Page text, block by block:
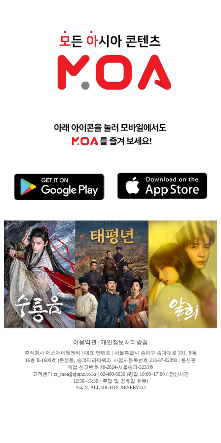
이용약관 개인정보처리방침
주식회사 에스제이엠엔씨 | 대표 안해조 | 서울특별시 송파구 송파대로 201, B동
16층 B-1609호 (문정동, 송파테라타워2) 사업자등록번호 218-87-02390 | 통신판
매업 신고번호 제-2024-서울송파-3233호
고객센터 cs_moa@sjmnc.co.kr | 02-400-6036 (평일 10:00~17:00 / 점심시간
12:30~13:30 / 주말 및 공휴일 휴무)
AsiaN. ALL RIGHTS RESERVED